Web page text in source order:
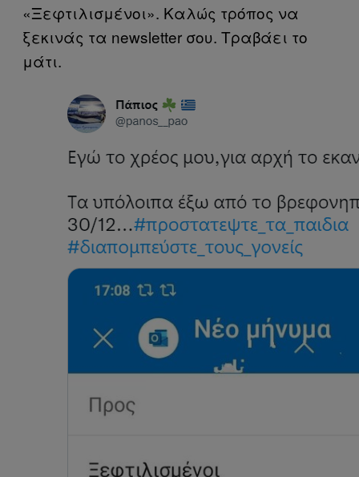
«Ξεφτιλισμένοι». Καλώς τρόπος να
ξεκινάς τα newsletter σου. Τραβάει το
μάτι.